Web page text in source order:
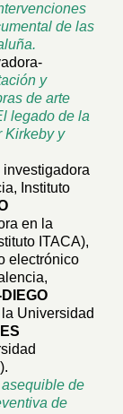
de las
y
de arte
legado de la
Kirkeby y
investigadora
Instituto
en la
ITACA),
electrónico
Universidad
de
de